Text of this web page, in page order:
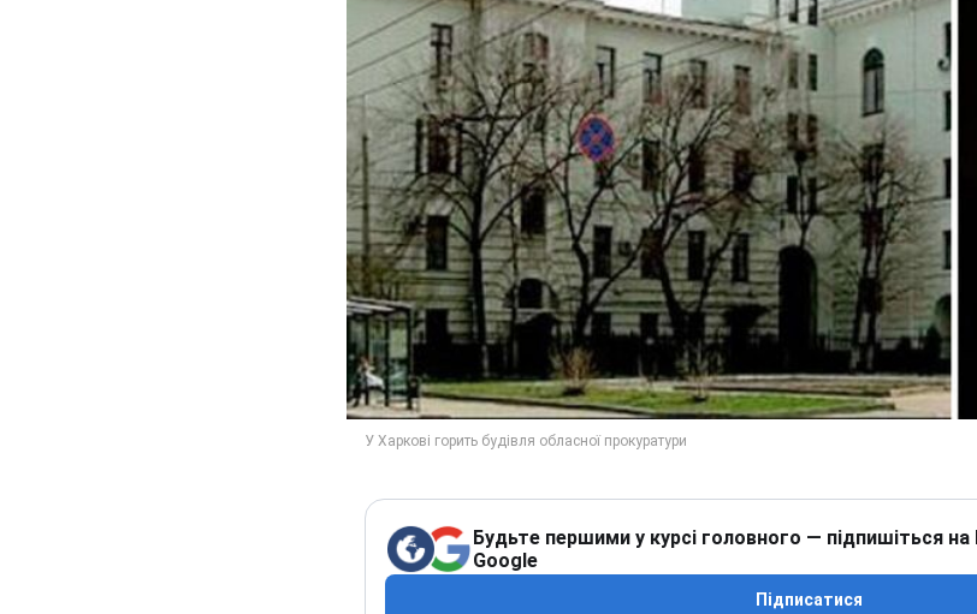
Будьте першими у курсі головного — підпишіться на
Google
Підписатися